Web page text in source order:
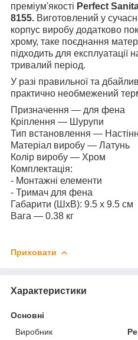
преміум'якості Perfect
8155. Виготовлений у
корпус виробу додатково
хрому, таке поєднання
підходить для експлуатації
тривалий період.
У разі правильної та
практично необмежений
Призначення — для фена
Кріплення — Шурупи
Тип встановлення —
Матеріал виробу — Латунь
Колір виробу — Хром
Комплектація:
- Монтажні елементи
- Тримач для фена
Габарити (ШхВ): 9.5 х 9.5 см
Вага — 0.38 кг
Приховати
Характеристики
Основні
Виробник